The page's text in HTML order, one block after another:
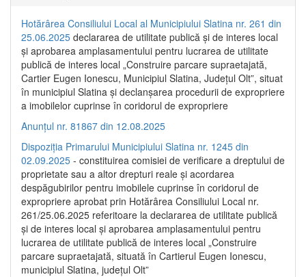
Hotărârea Consiliului Local al Municipiului Slatina nr. 261 din
25.06.2025 declararea de utilitate publică și de interes local
și aprobarea amplasamentului pentru lucrarea de utilitate
publică de interes local „Construire parcare supraetajată,
Cartier Eugen Ionescu, Municipiul Slatina, Județul Olt”, situat
în municipiul Slatina și declanșarea procedurii de expropriere
a imobilelor cuprinse în coridorul de expropriere
Anunțul nr. 81867 din 12.08.2025
Dispoziția Primarului Municipiului Slatina nr. 1245 din
02.09.2025 - constituirea comisiei de verificare a dreptului de
proprietate sau a altor drepturi reale și acordarea
despăgubirilor pentru imobilele cuprinse în coridorul de
expropriere aprobat prin Hotărârea Consiliului Local nr.
261/25.06.2025 referitoare la declararea de utilitate publică
și de interes local și aprobarea amplasamentului pentru
lucrarea de utilitate publică de interes local „Construire
parcare supraetajată, situată în Cartierul Eugen Ionescu,
municipiul Slatina, județul Olt”